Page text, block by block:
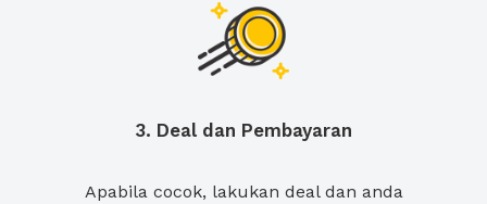
3. Deal dan Pembayaran
Apabila cocok, lakukan deal dan anda